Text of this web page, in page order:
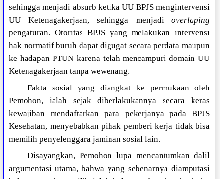
sehingga menjadi absurb ketika UU BPJS mengintervensi
UU Ketenagakerjaan, sehingga menjadi overlaping
pengaturan. Otoritas BPJS yang melakukan intervensi
hak normatif buruh dapat digugat secara perdata maupun
ke hadapan PTUN karena telah mencampuri domain UU
Ketenagakerjaan tanpa wewenang.
Fakta sosial yang diangkat ke permukaan oleh
Pemohon, ialah sejak diberlakukannya secara keras
kewajiban mendaftarkan para pekerjanya pada BPJS
Kesehatan, menyebabkan pihak pemberi kerja tidak bisa
memilih penyelenggara jaminan sosial lain.
Disayangkan, Pemohon lupa mencantumkan dalil
argumentasi utama, bahwa yang sebenarnya diamputasi